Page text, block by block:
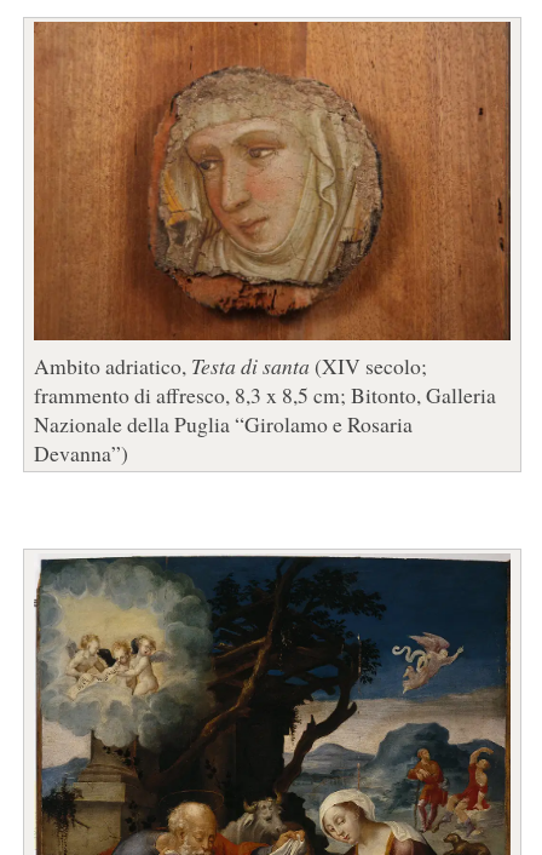
Ambito adriatico, Testa di santa (XIV secolo;
frammento di affresco, 8,3 x 8,5 cm; Bitonto, Galleria
Nazionale della Puglia “Girolamo e Rosaria
Devanna”)